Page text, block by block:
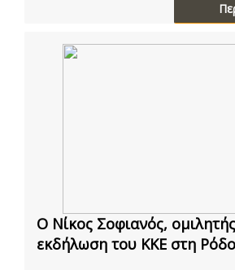
Ο Νίκος Σοφιανός,
εκδήλωση του ΚΚΕ στη Ρόδο